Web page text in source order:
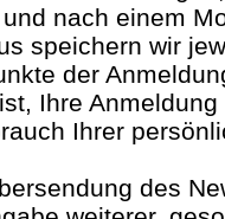
nach einem
speichern wir
der
Ihre
Ihrer
des